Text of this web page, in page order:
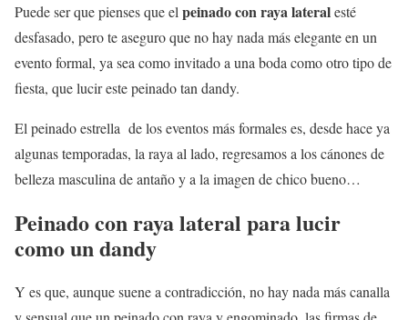
Puede ser que pienses que el peinado con raya lateralesté
desfasado, pero te aseguro que no hay nada más elegante en un
evento formal, ya sea como invitado a una boda como otro tipo de
fiesta, que lucir este peinado tan dandy.
El peinado estrella de los eventos más formales es, desde hace ya
algunas temporadas, la raya al lado, regresamos a los cánones de
belleza masculina de antaño y a la imagen de chico bueno…
Peinado con raya lateral para lucir
como un dandy
Y es que, aunque suene a contradicción, no hay nada más canalla